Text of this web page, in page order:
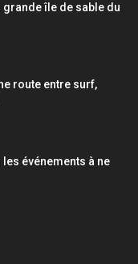
île de sable du
route entre surf,
événements à ne